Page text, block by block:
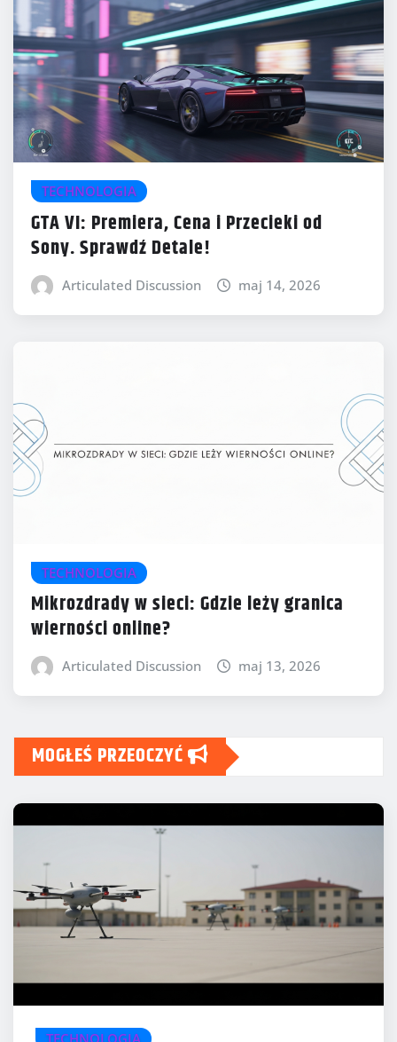
TECHNOLOGIA
GTA VI: Premiera, Cena i Przecieki od
Sony. Sprawdź Detale!
Articulated Discussion maj 14, 2026
TECHNOLOGIA
Mikrozdrady w sieci: Gdzie leży granica
wierności online?
Articulated Discussion maj 13, 2026
MOGŁEŚ PRZEOCZYĆ